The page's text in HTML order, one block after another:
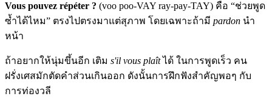
Vous pouvez répéter ? (voo poo-VAY ray-pay-TAY) คือ “ช่วยพูด
ซ้ำได้ไหม” ตรงไปตรงมาแต่สุภาพ โดยเฉพาะถ้ามี pardon นำ
หน้า
ถ้าอยากให้นุ่มขึ้นอีก เติม s'il vous plaîtได้ ในการพูดเร็ว คน
ฝรั่งเศสมักตัดคำส่วนเกินออก ดังนั้นการฝึกฟังสำคัญพอๆ กับ
การท่องวลี